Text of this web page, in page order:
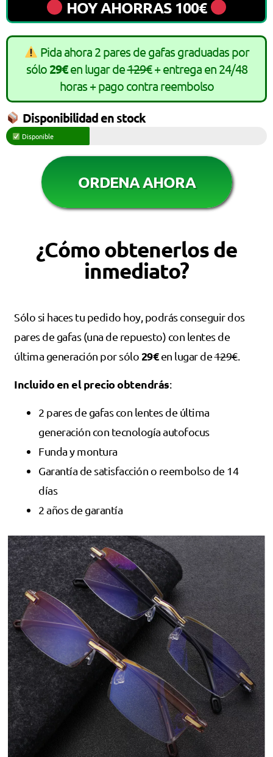
HOY AHORRAS 100€
Pida ahora 2 pares de gafas graduadas por
sólo 29€en lugar de129€+ entrega en 24/48
horas + pago contra reembolso
Disponibilidad en stock
Disponible
ORDENA AHORA
¿Cómo obtenerlos de
inmediato?
Sólo si haces tu pedido hoy, podrás conseguir dos
pares de gafas (una de repuesto) con lentes de
última generación por sólo29€en lugar de129€.
Incluido en el precio obtendrás:
2 pares de gafas con lentes de última
generación con tecnología autofocus
Funda y montura
Garantía de satisfacción o reembolso de 14
días
2 años de garantía